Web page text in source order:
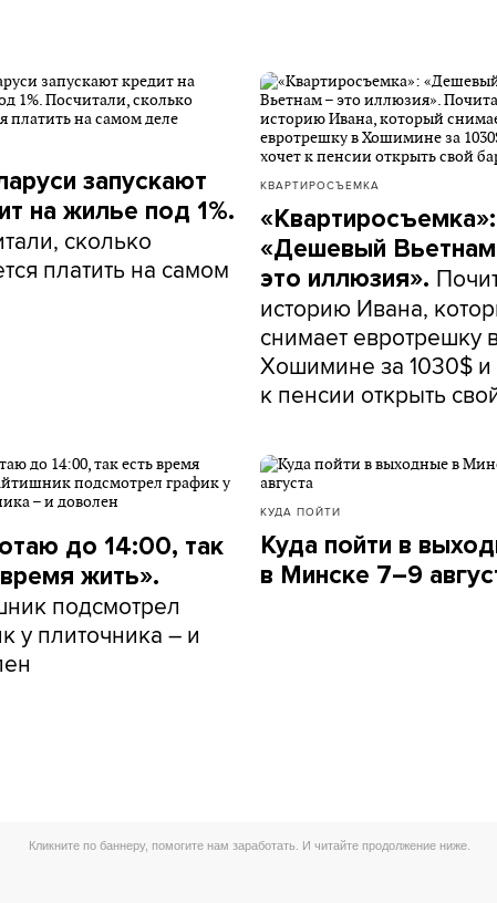
запускают
на жилье под 1%.
сколько
платить на самом
КВАРТИРОСЪЕМКА
«Квартиросъемка»:
«Дешевый
это иллюзия».
историю Ивана,
снимает евротрешку
Хошимине за 1030$ и
к пенсии открыть
до 14:00, так
жить».
подсмотрел
у плиточника – и
КУДА ПОЙТИ
Куда пойти в
в Минске 7–9